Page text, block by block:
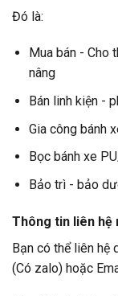
Đó là:
Mua bán - Cho
nâng
Bán linh kiện -
Gia công bánh
Bọc bánh xe
Bảo trì - bảo
Thông tin liên hệ
Bạn có thể liên hệ
(Có zalo) hoặc